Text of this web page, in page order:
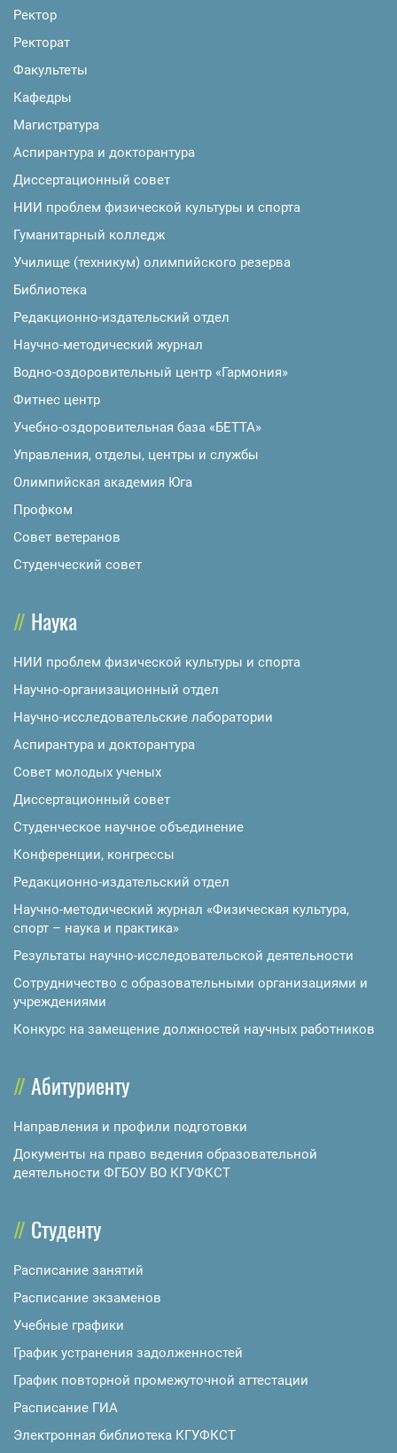
Ректор
Ректорат
Факультеты
Кафедры
Магистратура
Аспирантура и докторантура
Диссертационный совет
НИИ проблем физической культуры и спорта
Гуманитарный колледж
Училище (техникум) олимпийского резерва
Библиотека
Редакционно-издательский отдел
Научно-методический журнал
Водно-оздоровительный центр «Гармония»
Фитнес центр
Учебно-оздоровительная база «БЕТТА»
Управления, отделы, центры и службы
Олимпийская академия Юга
Профком
Совет ветеранов
Студенческий совет
Наука
НИИ проблем физической культуры и спорта
Научно-организационный отдел
Научно-исследовательские лаборатории
Аспирантура и докторантура
Совет молодых ученых
Диссертационный совет
Студенческое научное объединение
Конференции, конгрессы
Редакционно-издательский отдел
Научно-методический журнал «Физическая культура,
спорт – наука и практика»
Результаты научно-исследовательской деятельности
Сотрудничество с образовательными организациями и
учреждениями
Конкурс на замещение должностей научных работников
Абитуриенту
Направления и профили подготовки
Документы на право ведения образовательной
деятельности ФГБОУ ВО КГУФКСТ
Студенту
Расписание занятий
Расписание экзаменов
Учебные графики
График устранения задолженностей
График повторной промежуточной аттестации
Расписание ГИА
Электронная библиотека КГУФКСТ